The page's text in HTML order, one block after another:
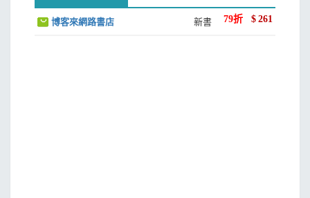
博客來網路書店 新書 79折 $ 261